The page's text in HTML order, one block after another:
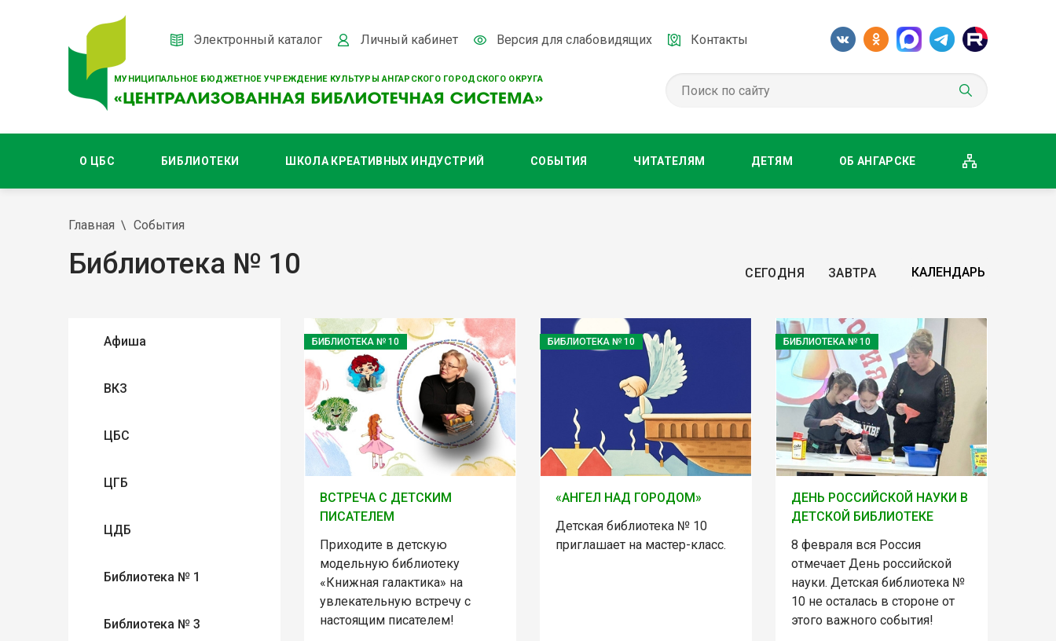
МУНИЦИПАЛЬНОЕ БЮДЖЕТНОЕ УЧРЕЖДЕНИЕ КУЛЬТУРЫ АНГАРСКОГО ГОРОДСКОГО ОКРУГА
Электронный каталог Личный кабинет Версия для слабовидящих Контакты
О ЦБС БИБЛИОТЕКИ ШКОЛА КРЕАТИВНЫХ ИНДУСТРИЙ СОБЫТИЯ ЧИТАТЕЛЯМ ДЕТЯМ ОБ АНГАРСКЕ
Главная События
Библиотека № 10 СЕГОДНЯ ЗАВТРА
Афиша
ВКЗ
ЦБС
ЦГБ
ЦДБ
Библиотека № 1
Библиотека № 3
БИБЛИОТЕКА № 10
ВСТРЕЧА С ДЕТСКИМ
ПИСАТЕЛЕМ
Приходите в детскую
модельную библиотеку
«Книжная галактика» на
увлекательную встречу с
настоящим писателем!
БИБЛИОТЕКА № 10
«АНГЕЛ НАД ГОРОДОМ»
Детская библиотека № 10
приглашает на мастер-класс.
БИБЛИОТЕКА № 10
ДЕНЬ РОССИЙСКОЙ НАУКИ В
ДЕТСКОЙ БИБЛИОТЕКЕ
8 февраля вся Россия
отмечает День российской
науки. Детская библиотека №
10 не осталась в стороне от
этого важного события!